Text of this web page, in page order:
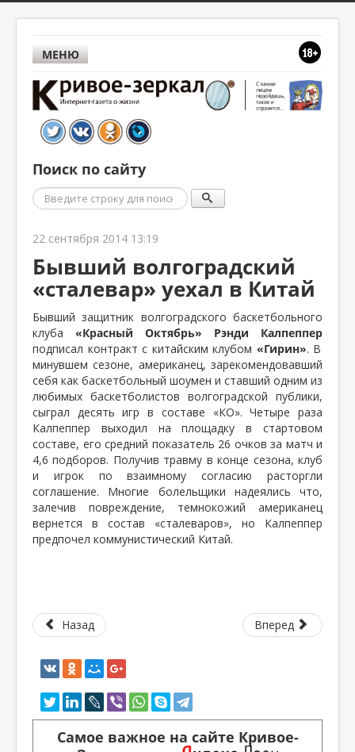
МЕНЮ
Поиск по сайту
Поиск
22 сентября 2014 13:19
Бывший волгоградский
«сталевар» уехал в Китай
Бывший защитник волгоградского баскетбольного
клуба «Красный Октябрь»
Рэнди Калпеппер
подписал контракт с китайским клубом «Гирин». В
минувшем сезоне, американец, зарекомендовавший
себя как баскетбольный шоумен и ставший одним из
любимых баскетболистов волгоградской публики,
сыграл десять игр в составе «КО». Четыре раза
Калпеппер выходил на площадку в стартовом
составе, его средний показатель 26 очков за матч и
4,6 подборов. Получив травму в конце сезона, клуб
и игрок по взаимному согласию расторгли
соглашение. Многие болельщики надеялись что,
залечив повреждение, темнокожий американец
вернется в состав «сталеваров», но Калпеппер
предпочел коммунистический Китай.
Назад Вперед
Самое важное на сайте Кривое-